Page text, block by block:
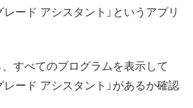
レード アシスタント」というアプリ
、すべてのプログラムを表示して
レード アシスタント」があるか確認